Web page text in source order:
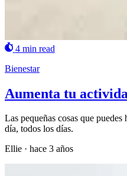
4 min read
Bienestar
Aumenta tu
Las pequeñas cosas que
día, todos los días.
Ellie · hace 3 años